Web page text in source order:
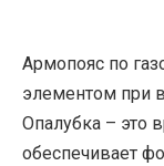
Армопояс по
элементом при
Опалубка – это
обеспечивает